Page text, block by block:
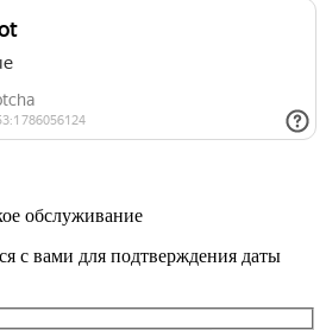
обслуживание
с вами для подтверждения даты